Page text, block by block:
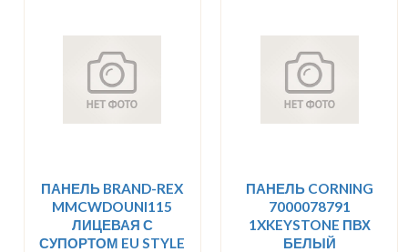
ПАНЕЛЬ BRAND-REX
MMCWDOUNI115
ЛИЦЕВАЯ С
СУПОРТОМ EU STYLE
ПАНЕЛЬ CORNING
7000078791
1XKEYSTONE ПВХ
БЕЛЫЙ